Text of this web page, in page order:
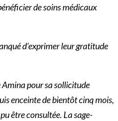
de soins médicaux
d’exprimer leur gratitude
Amina pour sa sollicitude
enceinte de bientôt cinq mois,
être consultée. La sage-